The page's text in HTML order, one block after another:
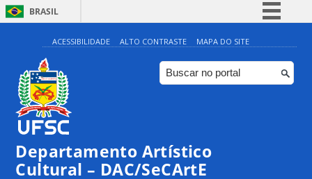
BRASIL
Simplifique!
Comunica BR
Participe
Canais
ACESSIBILIDADE ALTO CONTRASTE MAPA DO SITE
Departamento Artístico
Cultural – DAC/SeCArtE